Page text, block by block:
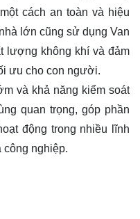
cách an toàn và hiệu
lớn cũng sử dụng Van
lượng không khí và đảm
ưu cho con người.
và khả năng kiểm soát
quan trọng, góp phần
động trong nhiều lĩnh
công nghiệp.